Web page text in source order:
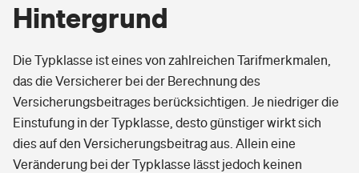
Hintergrund
Die Typklasse ist eines von zahlreichen Tarifmerkmalen,
das die Versicherer bei der Berechnung des
Versicherungsbeitrages berücksichtigen. Je niedriger die
Einstufung in der Typklasse, desto günstiger wirkt sich
dies auf den Versicherungsbeitrag aus. Allein eine
Veränderung bei der Typklasse lässt jedoch keinen